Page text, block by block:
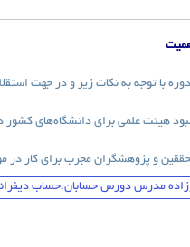
با توجه به نکات زیر و در جهت
هیئت علمی برای دانشگاه‌های کشور
و پژوهشگران مجرب برای کار در
دورس حسابان،حساب دیفرانسیل و انتگرال،ریاضی 3 تجربی،ریاضی عمومی